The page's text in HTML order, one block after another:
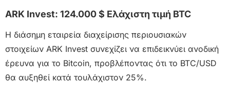
ARK Invest: 124.000 $ Ελάχιστη τιμή BTC
Η διάσημη εταιρεία διαχείρισης περιουσιακών
στοιχείων ARK Invest συνεχίζει να επιδεικνύει ανοδική
έρευνα για το Bitcoin, προβλέποντας ότι το BTC/USD
θα αυξηθεί κατά τουλάχιστον 25%.